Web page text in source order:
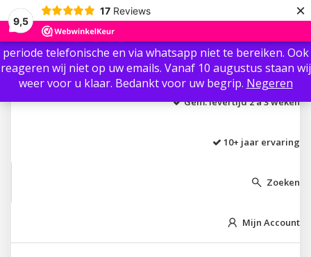
9,5
17 Reviews ×
Laagste prijs garantie
Gem. levertijd 2 á 3 weken
10+ jaar ervaring
 Zoeken
 Mijn Account
Beste klant / gast, Ter info: Wij zijn vanaf 3 augustus t/m 8
augustus niet aanwezig i.v.m. vakantie.🏖 Wij zijn in die
periode telefonische en via whatsapp niet te bereiken. Ook
reageren wij niet op uw emails. Vanaf 10 augustus staan wij
weer voor u klaar. Bedankt voor uw begrip. Negeren